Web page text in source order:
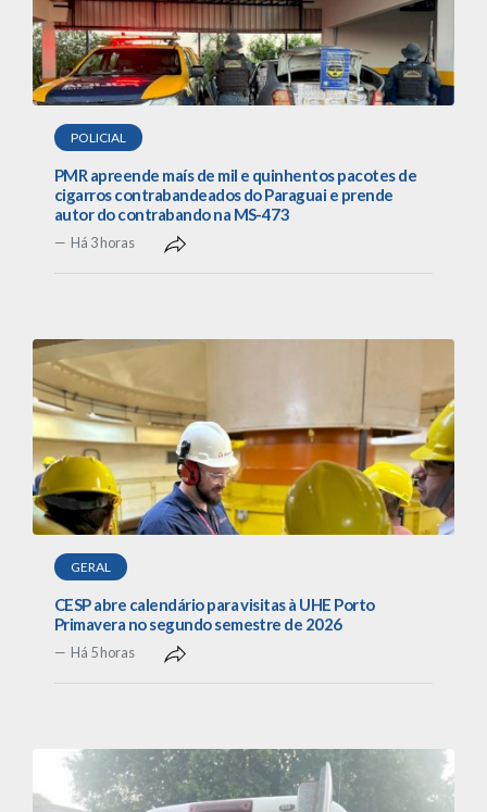
POLICIAL
PMR apreende maís de mil e quinhentos pacotes de
cigarros contrabandeados do Paraguai e prende
autor do contrabando na MS-473
Há 3 horas
GERAL
CESP abre calendário para visitas à UHE Porto
Primavera no segundo semestre de 2026
Há 5 horas